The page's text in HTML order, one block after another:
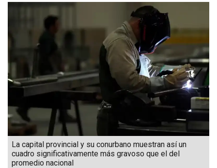
La capital provincial y su conurbano muestran así un
cuadro significativamente más gravoso que el del
promedio nacional